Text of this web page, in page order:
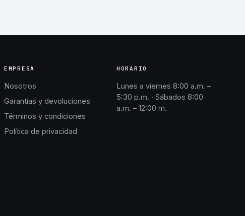
EMPRESA
Nosotros
Garantías y devoluciones
Términos y condiciones
Política de privacidad
HORARIO
Lunes a viernes 8:00 a.m. –
5:30 p.m. · Sábados 8:00
a.m. – 12:00 m.